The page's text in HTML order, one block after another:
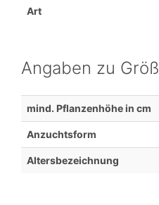
Art
Angaben zu
mind. Pflanzenhöhe in cm
Anzuchtsform
Altersbezeichnung